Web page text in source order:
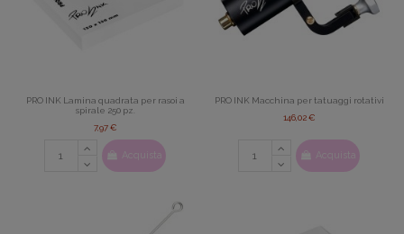
PRO INK Lamina quadrata per rasoi a
spirale 250 pz.
7,97 €
Acquista
PRO INK Macchina per tatuaggi rotativi
146,02 €
Acquista